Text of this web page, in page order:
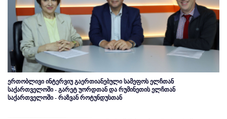
ერთობლივი ინტერვიუ გაერთიანებული სამეფოს ელჩთან
საქართველოში - გარეტ უორდთან და რუმინეთის ელჩთან
საქართველოში - რაზვან როტუნდუსთან